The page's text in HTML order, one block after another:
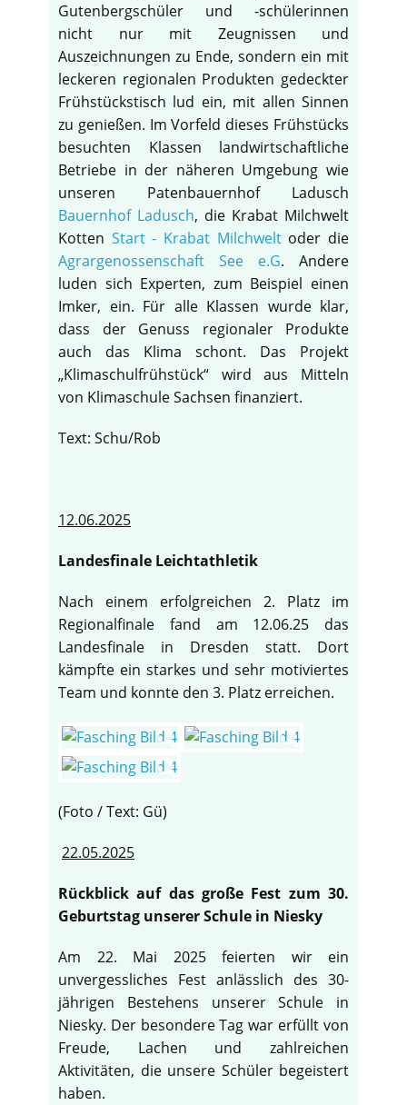
Gutenbergschüler und -schülerinnen
nicht nur mit Zeugnissen und
Auszeichnungen zu Ende, sondern ein mit
leckeren regionalen Produkten gedeckter
Frühstückstisch lud ein, mit allen Sinnen
zu genießen. Im Vorfeld dieses Frühstücks
besuchten Klassen landwirtschaftliche
Betriebe in der näheren Umgebung wie
unseren Patenbauernhof Ladusch
Bauernhof Ladusch, die Krabat Milchwelt
Kotten Start - Krabat Milchweltoder die
Agrargenossenschaft See e.G. Andere
luden sich Experten, zum Beispiel einen
Imker, ein. Für alle Klassen wurde klar,
dass der Genuss regionaler Produkte
auch das Klima schont. Das Projekt
„Klimaschulfrühstück“ wird aus Mitteln
von Klimaschule Sachsen finanziert.
Text: Schu/Rob
12.06.2025
Landesfinale Leichtathletik
Nach einem erfolgreichen 2. Platz im
Regionalfinale fand am 12.06.25 das
Landesfinale in Dresden statt. Dort
kämpfte ein starkes und sehr motiviertes
Team und konnte den 3. Platz erreichen.
(Foto / Text: Gü)
22.05.2025
Rückblick auf das große Fest zum 30.
Geburtstag unserer Schule in Niesky
Am 22. Mai 2025 feierten wir ein
unvergessliches Fest anlässlich des 30-
jährigen Bestehens unserer Schule in
Niesky. Der besondere Tag war erfüllt von
Freude, Lachen und zahlreichen
Aktivitäten, die unsere Schüler begeistert
haben.